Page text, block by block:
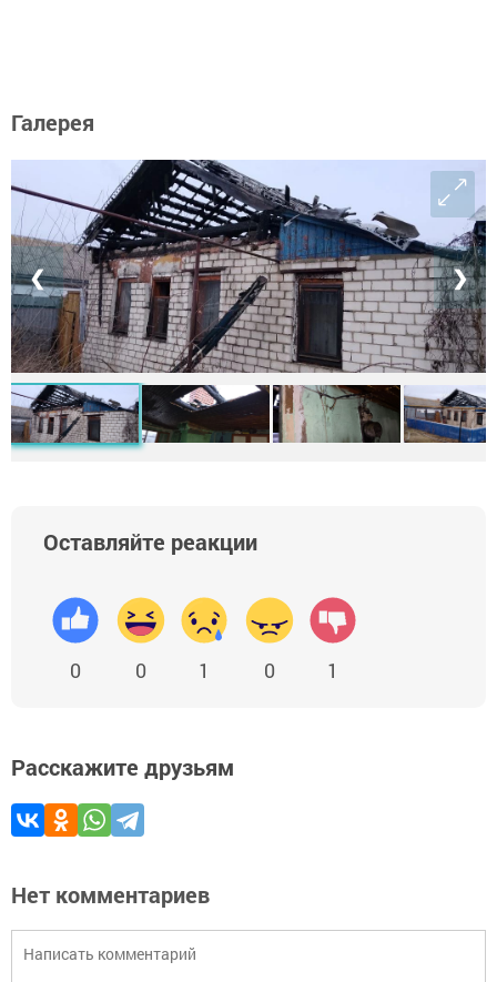
Галерея
❮ ❯
Оставляйте реакции
0 0 1 0 1
Расскажите друзьям
Нет комментариев